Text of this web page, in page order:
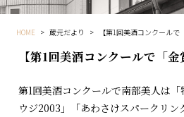
HOME > 蔵元だより > 【第1回美酒コンクールで
【第1回美酒コンクールで「金
第1回美酒コンクールで南部美人は
ウジ2003」「あわさけスパークリン